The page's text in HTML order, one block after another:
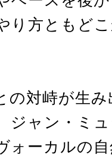
り方ともど
の対峙が生
ジャン・ミ
ォーカルの